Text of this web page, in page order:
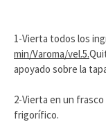
1-Vierta todos los
min/Varoma/vel.5.
apoyado sobre la
2-Vierta en un
frigorífico.